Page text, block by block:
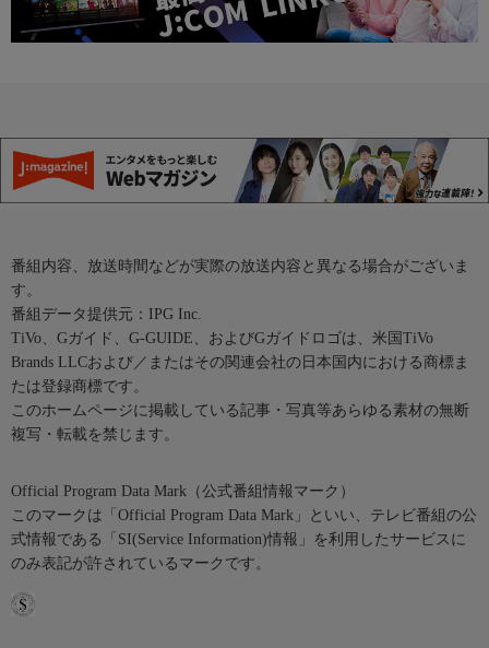
番組内容、放送時間などが実際の放送内容と異なる場合がございま
す。
番組データ提供元：IPG Inc.
TiVo、Gガイド、G-GUIDE、およびGガイドロゴは、米国TiVo
Brands LLCおよび／またはその関連会社の日本国内における商標ま
たは登録商標です。
このホームページに掲載している記事・写真等あらゆる素材の無断
複写・転載を禁じます。
Official Program Data Mark（公式番組情報マーク）
このマークは「Official Program Data Mark」といい、テレビ番組の公
式情報である「SI(Service Information)情報」を利用したサービスに
のみ表記が許されているマークです。